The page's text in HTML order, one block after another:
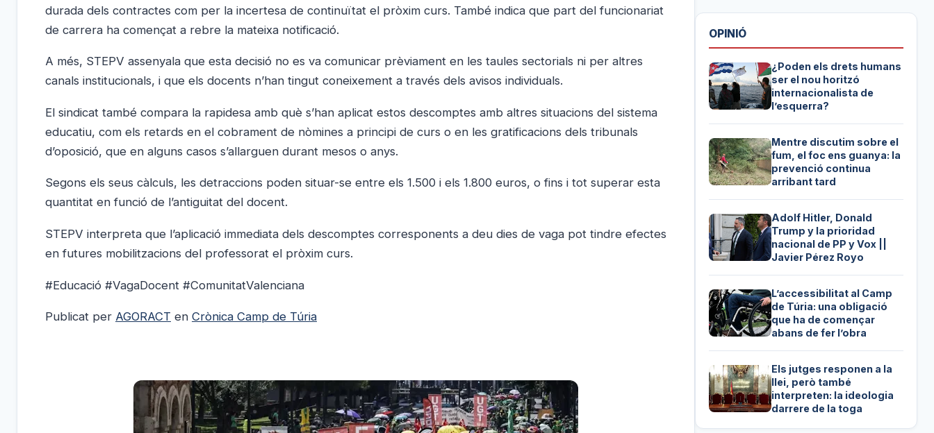
durada dels contractes com per la incertesa de continuïtat el pròxim curs. També indica que part del funcionariat
de carrera ha començat a rebre la mateixa notificació.
A més, STEPV assenyala que esta decisió no es va comunicar prèviament en les taules sectorials ni per altres
canals institucionals, i que els docents n’han tingut coneixement a través dels avisos individuals.
El sindicat també compara la rapidesa amb què s’han aplicat estos descomptes amb altres situacions del sistema
educatiu, com els retards en el cobrament de nòmines a principi de curs o en les gratificacions dels tribunals
d’oposició, que en alguns casos s’allarguen durant mesos o anys.
Segons els seus càlculs, les detraccions poden situar-se entre els 1.500 i els 1.800 euros, o fins i tot superar esta
quantitat en funció de l’antiguitat del docent.
STEPV interpreta que l’aplicació immediata dels descomptes corresponents a deu dies de vaga pot tindre efectes
en futures mobilitzacions del professorat el pròxim curs.
#Educació #VagaDocent #ComunitatValenciana
Publicat per AGORACT en Crònica Camp de Túria
OPINIÓ
¿Poden els drets humans
ser el nou horitzó
internacionalista de
l’esquerra?
Mentre discutim sobre el
fum, el foc ens guanya: la
prevenció continua
arribant tard
Adolf Hitler, Donald
Trump y la prioridad
nacional de PP y Vox ||
Javier Pérez Royo
L’accessibilitat al Camp
de Túria: una obligació
que ha de començar
abans de fer l’obra
Els jutges responen a la
llei, però també
interpreten: la ideologia
darrere de la toga